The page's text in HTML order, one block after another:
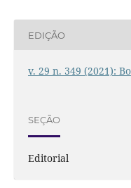
EDIÇÃO
v. 29 n. 349 (2021):
SEÇÃO
Editorial